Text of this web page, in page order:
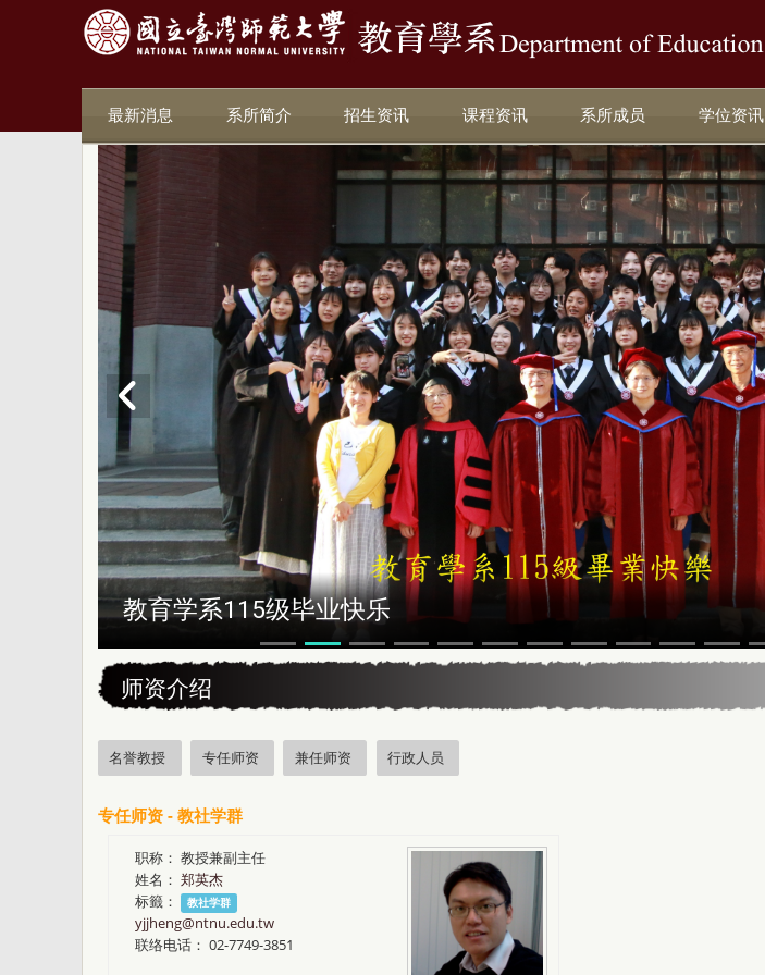
最新消息 系所简介 招生资讯 课程资讯 系所成员 学位资讯
恭贺本系所友黄昆辉先生荣获2025年13届星云教育奖
师资介绍
名誉教授 专任师资 兼任师资 行政人员
专任师资 - 教社学群
职称： 教授兼副主任
姓名： 郑英杰
标籤：
教社学群
yjjheng@ntnu.edu.tw
联络电话： 02-7749-3851